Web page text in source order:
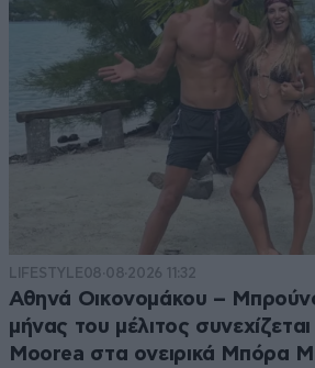
LIFESTYLE08·08·2026 11:32
Αθηνά Οικονομάκου –
μήνας του μέλιτος
Moorea στα ονειρικά Μπόρα